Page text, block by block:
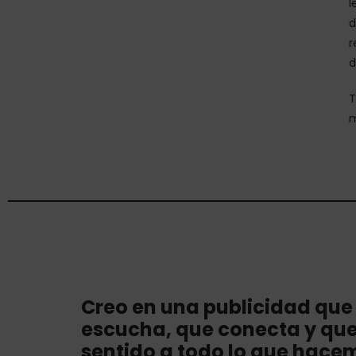
Creo en una publicidad que
escucha, que conecta y